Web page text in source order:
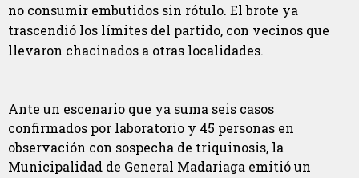
no consumir embutidos sin rótulo. El brote ya
trascendió los límites del partido, con vecinos que
llevaron chacinados a otras localidades.
Ante un escenario que ya suma seis casos
confirmados por laboratorio y 45 personas en
observación con sospecha de triquinosis, la
Municipalidad de General Madariaga emitió un